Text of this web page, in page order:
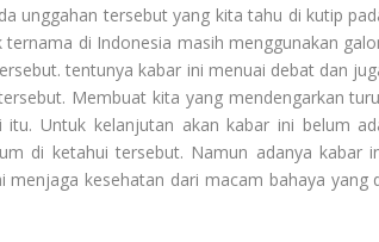
unggahan tersebut yang kita tahu di kutip
di Indonesia masih menggunakan
tentunya kabar ini menuai debat dan
Membuat kita yang mendengarkan
Untuk kelanjutan akan kabar ini belum
di ketahui tersebut. Namun adanya kabar
kesehatan dari macam bahaya yang